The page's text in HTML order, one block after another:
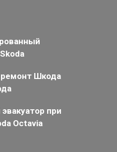
ремонт Шкода
при
Octavia